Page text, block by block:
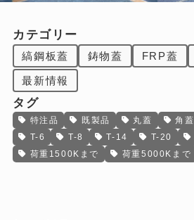
カテゴリー
縞鋼板蓋 鋳物蓋 FRP蓋
最新情報
タグ
特注品 既製品 丸蓋 角蓋
T-6
T-8 T-14 T-20
荷重1500Kまで
荷重5000Kまで